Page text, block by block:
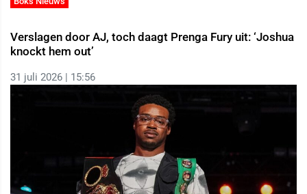
Verslagen door AJ, toch daagt Prenga Fury uit: ‘Joshua
knockt hem out’
31 juli 2026 | 15:56